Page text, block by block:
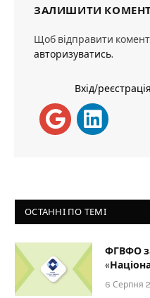
ЗАЛИШИТИ
Щоб відправити
авторизуватись.
Вхід/
ОСТАННІ ПО ТЕМІ
ФГВФО
6 Серпня